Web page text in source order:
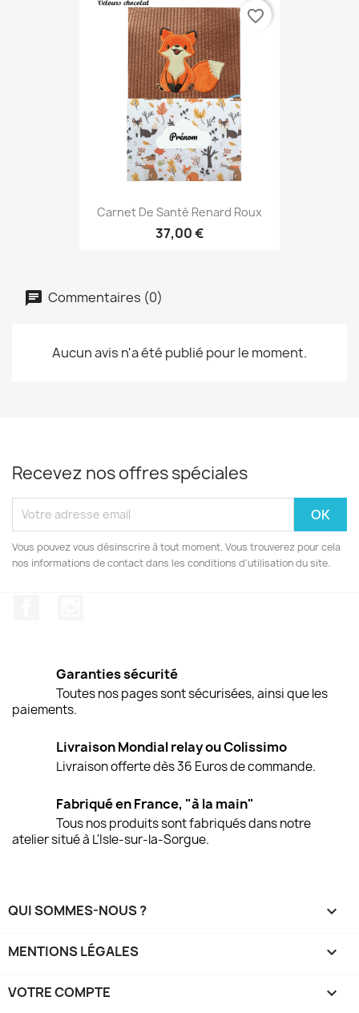
Carnet De Santé Renard Roux
37,00 €
favorite_border
Commentaires (0)
Aucun avis n'a été publié pour le moment.
Recevez nos offres spéciales
Vous pouvez vous désinscrire à tout moment. Vous trouverez pour cela
nos informations de contact dans les conditions d'utilisation du site.
Garanties sécurité
Toutes nos pages sont sécurisées, ainsi que les
paiements.
Livraison Mondial relay ou Colissimo
Livraison offerte dès 36 Euros de commande.
Fabriqué en France, "à la main"
Tous nos produits sont fabriqués dans notre
atelier situé à L'Isle-sur-la-Sorgue.
QUI SOMMES-NOUS ? 
MENTIONS LÉGALES 
VOTRE COMPTE 